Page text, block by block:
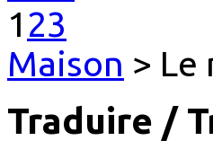
1 23
Maison > Le
Traduire /